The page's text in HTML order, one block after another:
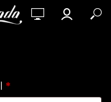
*Obrigatório